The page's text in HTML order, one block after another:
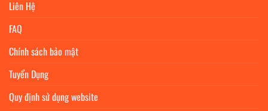
Liên Hệ
FAQ
Chính sách bảo mật
Tuyển Dụng
Quy định sử dụng website